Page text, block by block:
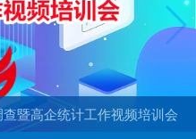
暨高企统计工作视频培训会